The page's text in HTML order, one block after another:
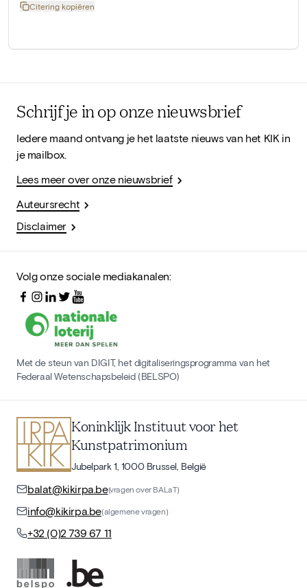
Citering kopiëren
Schrijf je in op onze nieuwsbrief
Iedere maand ontvang je het laatste nieuws van het KIK in
je mailbox.
Lees meer over onze nieuwsbrief
Auteursrecht
Disclaimer
Volg onze sociale mediakanalen:
Met de steun van DIGIT, het digitaliseringsprogramma van het
Federaal Wetenschapsbeleid (BELSPO)
Koninklijk Instituut voor het
Kunstpatrimonium
Jubelpark 1, 1000 Brussel, België
balat@kikirpa.be(vragen over BALaT)
info@kikirpa.be(algemene vragen)
+32 (0)2 739 67 11